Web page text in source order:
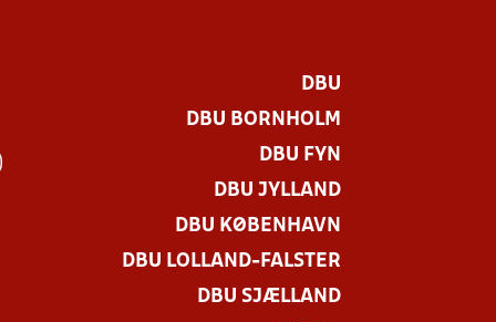
DBU
DBU BORNHOLM
DBU FYN
DBU JYLLAND
DBU KØBENHAVN
DBU LOLLAND-FALSTER
DBU SJÆLLAND